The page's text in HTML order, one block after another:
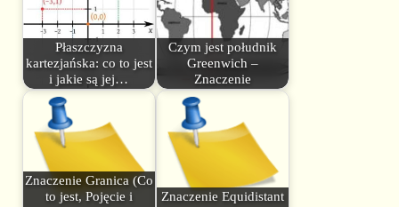
Płaszczyzna
kartezjańska: co to jest
i jakie są jej…
Czym jest południk
Greenwich –
Znaczenie
Znaczenie Granica (Co
to jest, Pojęcie i
Znaczenie Equidistant